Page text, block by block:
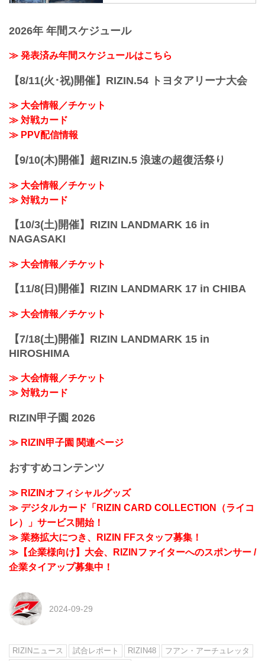
演出上の変更により、車いす席の券種がS
車いすで観戦されるS席をご購入済みのお
当日12:00～18:00までにＡゲートに設置
予定の返金受付窓口にてお手続きをお願
Yogibo presents RIZIN.48 大会概要
2026年 年間スケジュール
≫ 発表済み年間スケジュールはこちら
【8/11(火･祝)開催】RIZIN.54 トヨタアリーナ大会
≫ 大会情報／チケット
≫ 対戦カード
≫ PPV配信情報
【9/10(木)開催】超RIZIN.5 浪速の超復活祭り
≫ 大会情報／チケット
≫ 対戦カード
【10/3(土)開催】RIZIN LANDMARK 16 in
NAGASAKI
≫ 大会情報／チケット
【11/8(日)開催】RIZIN LANDMARK 17 in CHIBA
≫ 大会情報／チケット
【7/18(土)開催】RIZIN LANDMARK 15 in
HIROSHIMA
≫ 大会情報／チケット
≫ 対戦カード
RIZIN甲子園 2026
≫ RIZIN甲子園 関連ページ
おすすめコンテンツ
≫ RIZINオフィシャルグッズ
≫ デジタルカード「RIZIN CARD COLLECTION（ライコ
レ）」サービス開始！
≫ 業務拡大につき、RIZIN FFスタッフ募集！
≫【企業様向け】大会、RIZINファイターへのスポンサー /
企業タイアップ募集中！
2024-09-29
RIZINニュース 試合レポート RIZIN48 フアン・アーチュレッタ